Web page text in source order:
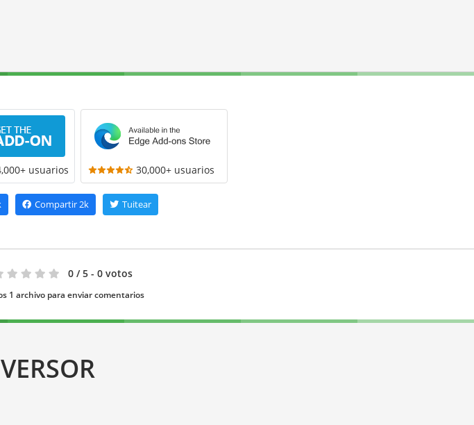
usuarios 30,000+ usuarios
Compartir2k Tuitear
0 / 5 - 0 votos
1 archivo para enviar comentarios